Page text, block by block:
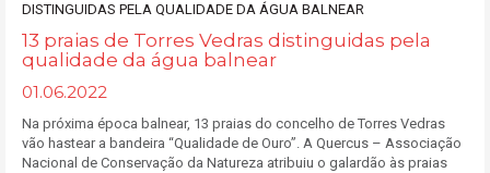
13 praias de Torres Vedras distinguidas pela
qualidade da água balnear
01.06.2022
Na próxima época balnear, 13 praias do concelho de Torres Vedras
vão hastear a bandeira “Qualidade de Ouro”. A Quercus – Associação
Nacional de Conservação da Natureza atribuiu o galardão às praias